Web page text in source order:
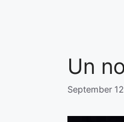
Un
September